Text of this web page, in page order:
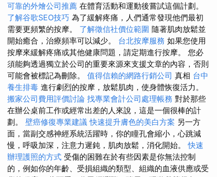
可靠的外燴公司推薦 在體育活動和運動後嘗試這個計劃。
了解谷歌SEO技巧 為了緩解疼痛，人們通常發現他們最初
需要更頻繁的按摩。 了解徵信社價位範圍 隨著肌肉放鬆並
開始癒合，治療頻率可以減少。 台北按摩服務 如果您使用
按摩來緩解疼痛或其他健康問題，請定期進行按摩。 您必
須能夠透過獨立於公司的重要來源來支援文章的內容，否則
可能會被標記為刪除。 值得信賴的網路行銷公司 真相 台中
養生排毒 進行劇烈的按摩，放鬆肌肉，使身體恢復活力。
搬家公司費用評價討論 找專業會計公司處理帳務 對於那些
在辦公桌前工作或經常出差的人來說，這是一個很棒的計
劃。 壁癌修復專業建議 快速提升膚色的美白方案 另一方
面，當副交感神經系統活躍時，你的瞳孔會縮小，心跳減
慢，呼吸加深，注意力遲鈍，肌肉放鬆，消化開始。快速
辦理護照的方式 受傷的困難在於有些因素是你無法控制
的，例如你的年齡、受損組織的類型、組織的血液供應或受